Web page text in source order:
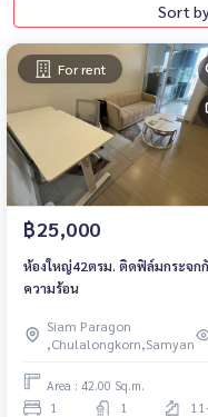
For rent
฿25,000
ห้องใหญ่42ตรม. ติดฟิล์มกระจก
ความร้อน
Siam Paragon
,Chulalongkorn,Samyan
Area : 42.00 Sq.m.
1 1